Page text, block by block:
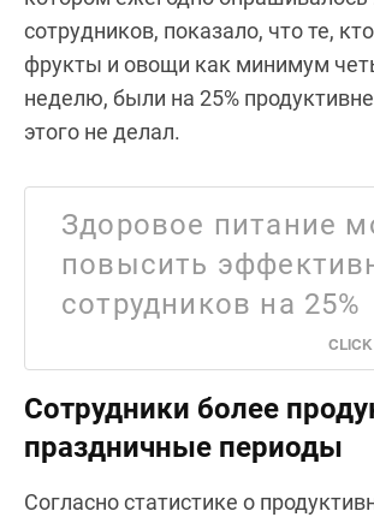
сотрудников, показало, что те,
фрукты и овощи как минимум
неделю, были на 25%
этого не делал.
Здоровое питание
повысить
сотрудников на 25%
Сотрудники более
праздничные периоды
Согласно статистике о